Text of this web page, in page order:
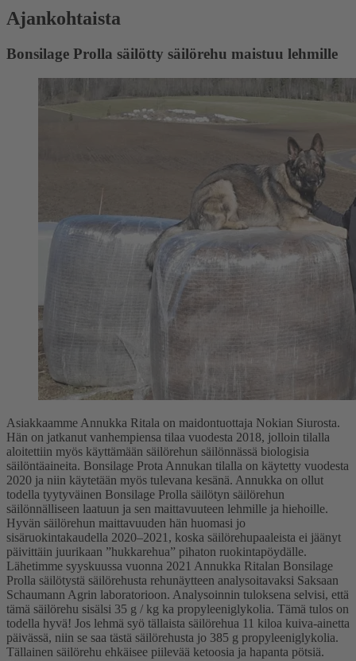
Ajankohtaista
Bonsilage Prolla säilötty säilörehu maistuu lehmille
Asiakkaamme Annukka Ritala on maidontuottaja Nokian Siurosta.
Hän on jatkanut vanhempiensa tilaa vuodesta 2018, jolloin tilalla
aloitettiin myös käyttämään säilörehun säilönnässä biologisia
säilöntäaineita. Bonsilage Prota Annukan tilalla on käytetty vuodesta
2020 ja niin käytetään myös tulevana kesänä. Annukka on ollut
todella tyytyväinen Bonsilage Prolla säilötyn säilörehun
säilönnälliseen laatuun ja sen maittavuuteen lehmille ja hiehoille.
Hyvän säilörehun maittavuuden hän huomasi jo
sisäruokintakaudella 2020–2021, koska säilörehupaaleista ei jäänyt
päivittäin juurikaan ”hukkarehua” pihaton ruokintapöydälle.
Lähetimme syyskuussa vuonna 2021 Annukka Ritalan Bonsilage
Prolla säilötystä säilörehusta rehunäytteen analysoitavaksi Saksaan
Schaumann Agrin laboratorioon. Analysoinnin tuloksena selvisi, että
tämä säilörehu sisälsi 35 g / kg ka propyleeniglykolia. Tämä tulos on
todella hyvä! Jos lehmä syö tällaista säilörehua 11 kiloa kuiva-ainetta
päivässä, niin se saa tästä säilörehusta jo 385 g propyleeniglykolia.
Tällainen säilörehu ehkäisee piilevää ketoosia ja hapanta pötsiä.